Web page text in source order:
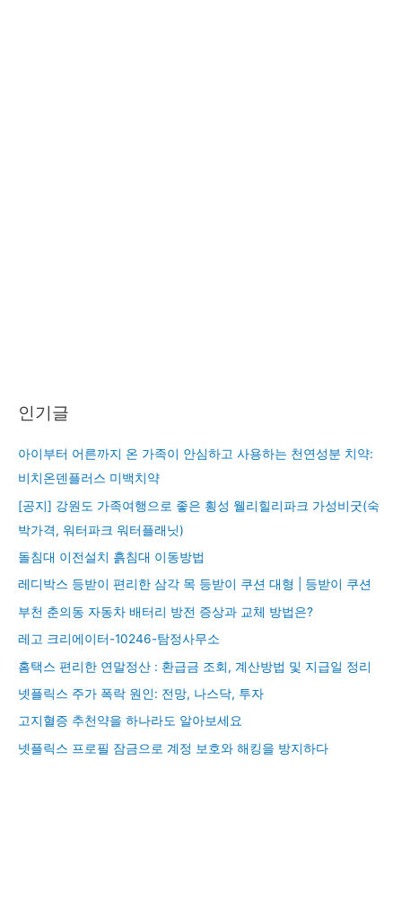
인기글
아이부터 어른까지 온 가족이 안심하고 사용하는 천연성분 치약:
비치온덴플러스 미백치약
[공지] 강원도 가족여행으로 좋은 횡성 웰리힐리파크 가성비굿(숙
박가격, 워터파크 워터플래닛)
돌침대 이전설치 흙침대 이동방법
레디박스 등받이 편리한 삼각 목 등받이 쿠션 대형 | 등받이 쿠션
부천 춘의동 자동차 배터리 방전 증상과 교체 방법은?
레고 크리에이터-10246-탐정사무소
홈택스 편리한 연말정산 : 환급금 조회, 계산방법 및 지급일 정리
넷플릭스 주가 폭락 원인: 전망, 나스닥, 투자
고지혈증 추천약을 하나라도 알아보세요
넷플릭스 프로필 잠금으로 계정 보호와 해킹을 방지하다